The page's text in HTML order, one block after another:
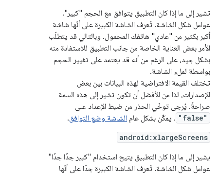
تشير إلى ما إذا كان التطبيق يتوافق مع الحجم "كبير".
عوامل شكل الشاشة. تُعرف الشاشة الكبيرة على أنّها شاشة
أكبر بكثير من "عادي" هاتفك المحمول. وبالتالي قد يتطلّب
الأمر بعض العناية الخاصة من جانب التطبيق للاستفادة منه
بشكل جيد، على الرغم من أنه قد يعتمد على تغيير الحجم
بواسطة لملء الشاشة.
تختلف القيمة الافتراضية لهذه البيانات بين بعض
الإصدارات، لذا من الأفضل أن تكون تشير إلى هذه السمة
صراحةً. يُرجى توخّي الحذر من ضبط الإعداد على
"false" . يمكّن بشكل عام الشاشة وضع التوافق.
android:xlargeScreens
يشير إلى ما إذا كان التطبيق يتيح استخدام "كبير جدًا جدًا"
عوامل شكل الشاشة. تُعرف الشاشة الكبيرة جدًا على أنّها